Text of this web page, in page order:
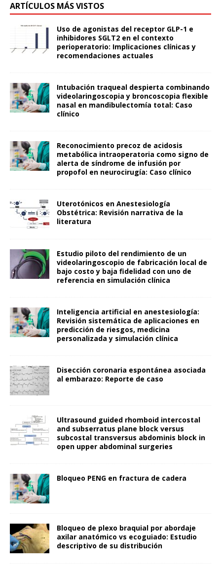
ARTÍCULOS MÁS VISTOS
Uso de agonistas del receptor GLP-1 e
inhibidores SGLT2 en el contexto
perioperatorio: Implicaciones clínicas y
recomendaciones actuales
Intubación traqueal despierta combinando
videolaringoscopia y broncoscopia flexible
nasal en mandibulectomía total: Caso
clínico
Reconocimiento precoz de acidosis
metabólica intraoperatoria como signo de
alerta de síndrome de infusión por
propofol en neurocirugía: Caso clínico
Uterotónicos en Anestesiología
Obstétrica: Revisión narrativa de la
literatura
Estudio piloto del rendimiento de un
videolaringoscopio de fabricación local de
bajo costo y baja fidelidad con uno de
referencia en simulación clínica
Inteligencia artificial en anestesiología:
Revisión sistemática de aplicaciones en
predicción de riesgos, medicina
personalizada y simulación clínica
Disección coronaria espontánea asociada
al embarazo: Reporte de caso
Ultrasound guided rhomboid intercostal
and subserratus plane block versus
subcostal transversus abdominis block in
open upper abdominal surgeries
Bloqueo PENG en fractura de cadera
Bloqueo de plexo braquial por abordaje
axilar anatómico vs ecoguiado: Estudio
descriptivo de su distribución